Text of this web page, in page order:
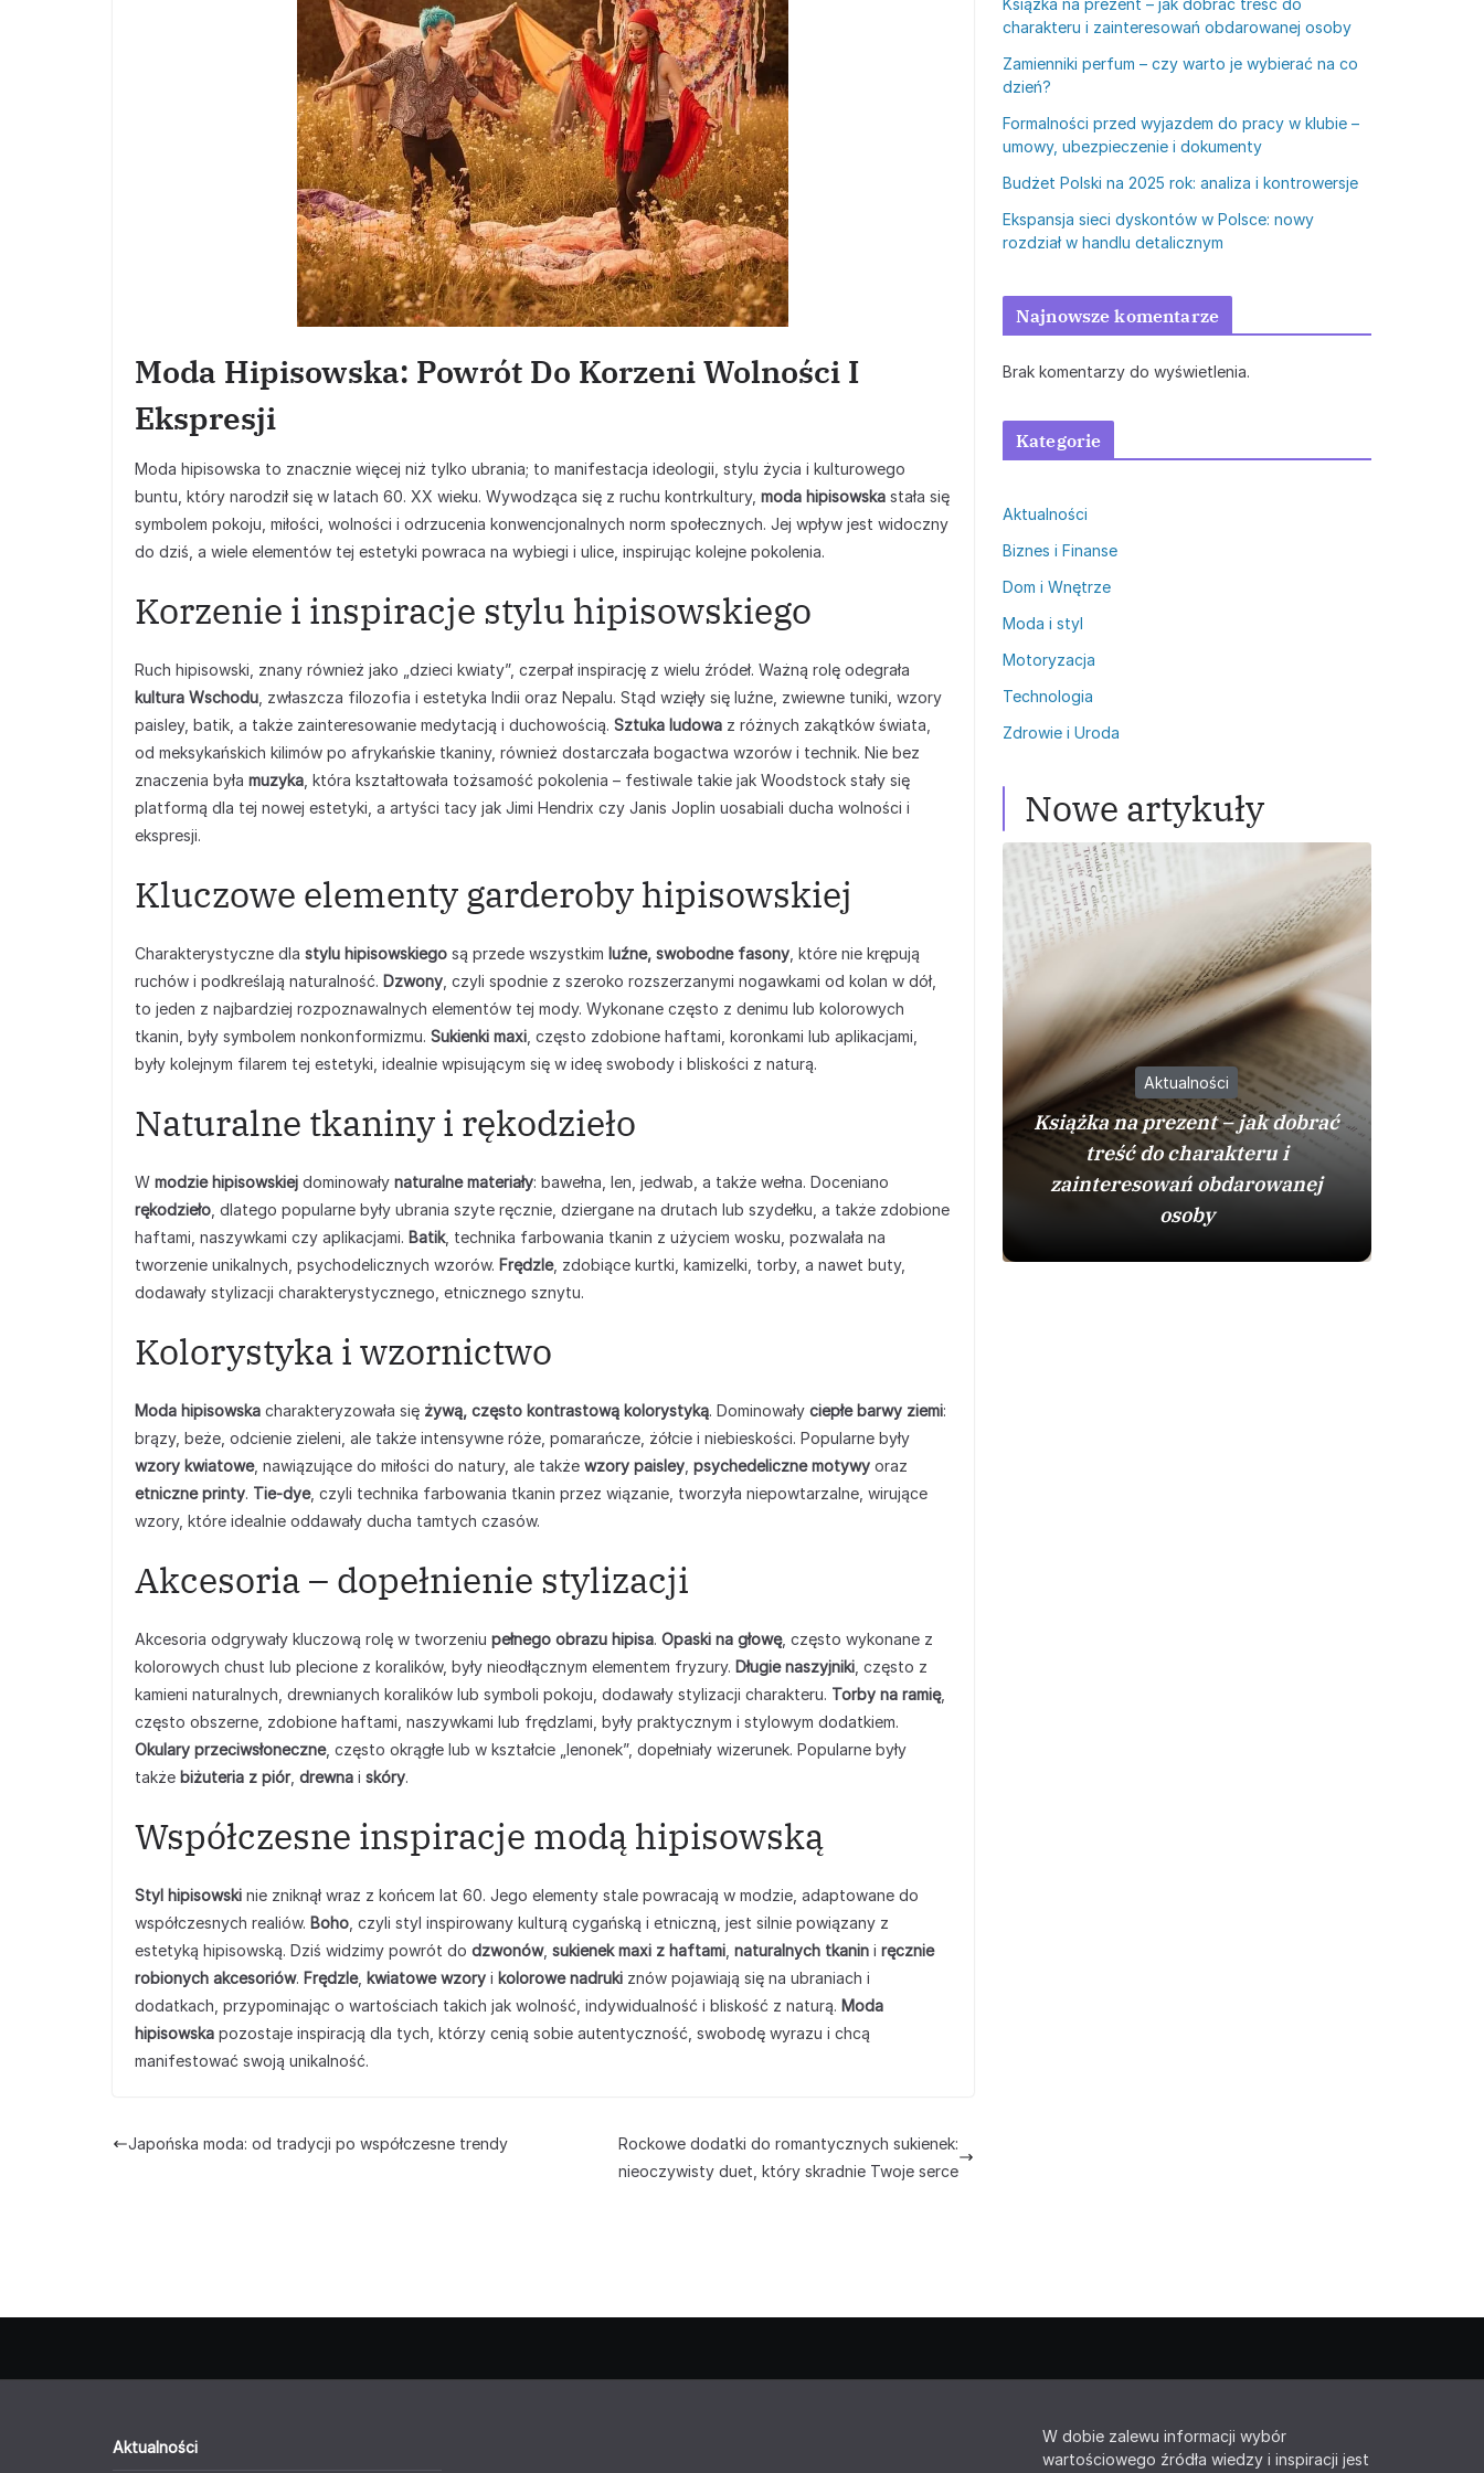
Moda Hipisowska: Powrót Do Korzeni Wolności I
Ekspresji
Moda hipisowska to znacznie więcej niż tylko ubrania; to manifestacja ideologii, stylu życia i kulturowego
buntu, który narodził się w latach 60. XX wieku. Wywodząca się z ruchu kontrkultury, moda hipisowska stała się
symbolem pokoju, miłości, wolności i odrzucenia konwencjonalnych norm społecznych. Jej wpływ jest widoczny
do dziś, a wiele elementów tej estetyki powraca na wybiegi i ulice, inspirując kolejne pokolenia.
Korzenie i inspiracje stylu hipisowskiego
Ruch hipisowski, znany również jako „dzieci kwiaty”, czerpał inspirację z wielu źródeł. Ważną rolę odegrała
kultura Wschodu , zwłaszcza filozofia i estetyka Indii oraz Nepalu. Stąd wzięły się luźne, zwiewne tuniki, wzory
paisley, batik, a także zainteresowanie medytacją i duchowością. Sztuka ludowa z różnych zakątków świata,
od meksykańskich kilimów po afrykańskie tkaniny, również dostarczała bogactwa wzorów i technik. Nie bez
znaczenia była muzyka , która kształtowała tożsamość pokolenia – festiwale takie jak Woodstock stały się
platformą dla tej nowej estetyki, a artyści tacy jak Jimi Hendrix czy Janis Joplin uosabiali ducha wolności i
ekspresji.
Kluczowe elementy garderoby hipisowskiej
Charakterystyczne dla stylu hipisowskiego są przede wszystkim luźne, swobodne fasony , które nie krępują
ruchów i podkreślają naturalność. Dzwony , czyli spodnie z szeroko rozszerzanymi nogawkami od kolan w dół,
to jeden z najbardziej rozpoznawalnych elementów tej mody. Wykonane często z denimu lub kolorowych
tkanin, były symbolem nonkonformizmu. Sukienki maxi , często zdobione haftami, koronkami lub aplikacjami,
były kolejnym filarem tej estetyki, idealnie wpisującym się w ideę swobody i bliskości z naturą.
Naturalne tkaniny i rękodzieło
W modzie hipisowskiej dominowały naturalne materiały: bawełna, len, jedwab, a także wełna. Doceniano
rękodzieło , dlatego popularne były ubrania szyte ręcznie, dziergane na drutach lub szydełku, a także zdobione
haftami, naszywkami czy aplikacjami. Batik, technika farbowania tkanin z użyciem wosku, pozwalała na
tworzenie unikalnych, psychodelicznych wzorów. Frędzle, zdobiące kurtki, kamizelki, torby, a nawet buty,
dodawały stylizacji charakterystycznego, etnicznego sznytu.
Kolorystyka i wzornictwo
Moda hipisowska charakteryzowała się żywą, często kontrastową kolorystyką. Dominowały ciepłe barwy ziemi:
brązy, beże, odcienie zieleni, ale także intensywne róże, pomarańcze, żółcie i niebieskości. Popularne były
wzory kwiatowe, nawiązujące do miłości do natury, ale także wzory paisley psychedeliczne motywy oraz
etniczne printy. Tie-dye, czyli technika farbowania tkanin przez wiązanie, tworzyła niepowtarzalne, wirujące
wzory, które idealnie oddawały ducha tamtych czasów.
Akcesoria – dopełnienie stylizacji
Akcesoria odgrywały kluczową rolę w tworzeniu pełnego obrazu hipisa. Opaski na głowę, często wykonane z
kolorowych chust lub plecione z koralików, były nieodłącznym elementem fryzury. Długie naszyjniki , często z
kamieni naturalnych, drewnianych koralików lub symboli pokoju, dodawały stylizacji charakteru. Torby na ramię,
często obszerne, zdobione haftami, naszywkami lub frędzlami, były praktycznym i stylowym dodatkiem.
Okulary przeciwsłoneczne, często okrągłe lub w kształcie „lenonek”, dopełniały wizerunek. Popularne były
także biżuteria z piór, drewna i skóry.
Współczesne inspiracje modą hipisowską
Styl hipisowski nie zniknął wraz z końcem lat 60. Jego elementy stale powracają w modzie, adaptowane do
współczesnych realiów. Boho , czyli styl inspirowany kulturą cygańską i etniczną, jest silnie powiązany z
estetyką hipisowską. Dziś widzimy powrót do dzwonów, sukienek maxi z haftami naturalnych tkanin i ręcznie
robionych akcesoriów. Frędzle, kwiatowe wzory i kolorowe nadruki znów pojawiają się na ubraniach i
dodatkach, przypominając o wartościach takich jak wolność, indywidualność i bliskość z naturą. Moda
hipisowska pozostaje inspiracją dla tych, którzy cenią sobie autentyczność, swobodę wyrazu i chcą
manifestować swoją unikalność.
Japońska moda: od tradycji po współczesne trendy
Rockowe dodatki do romantycznych sukienek:
nieoczywisty duet, który skradnie Twoje serce
Książka na prezent – jak dobrać treść do
charakteru i zainteresowań obdarowanej osoby
Zamienniki perfum – czy warto je wybierać na co
dzień?
Formalności przed wyjazdem do pracy w klubie –
umowy, ubezpieczenie i dokumenty
Budżet Polski na 2025 rok: analiza i kontrowersje
Ekspansja sieci dyskontów w Polsce: nowy
rozdział w handlu detalicznym
Najnowsze komentarze
Brak komentarzy do wyświetlenia.
Kategorie
Aktualności
Biznes i Finanse
Dom i Wnętrze
Moda i styl
Motoryzacja
Technologia
Zdrowie i Uroda
Nowe artykuły
Aktualności
Książka na prezent – jak dobrać
treść do charakteru i
zainteresowań obdarowanej
osoby
Aktualności
W dobie zalewu informacji wybór
wartościowego źródła wiedzy i inspiracji jest